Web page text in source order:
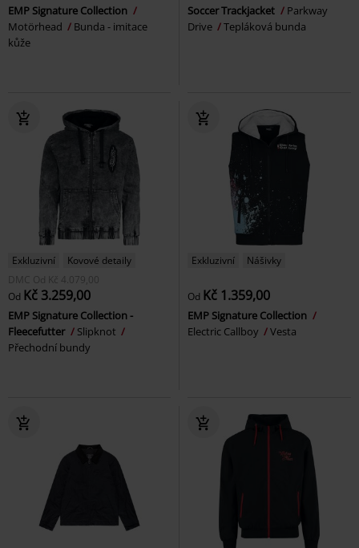
EMP Signature Collection
Motörhead
Bunda - imitace
kůže
Soccer Trackjacket
Parkway
Drive
Tepláková bunda
Exkluzivní
Kovové detaily
DMC Od Kč 4.079,00
Od Kč 3.259,00
EMP Signature Collection -
Fleecefutter
Slipknot
Přechodní bundy
Exkluzivní Nášivky
Od Kč 1.359,00
EMP Signature Collection
Electric Callboy
Vesta